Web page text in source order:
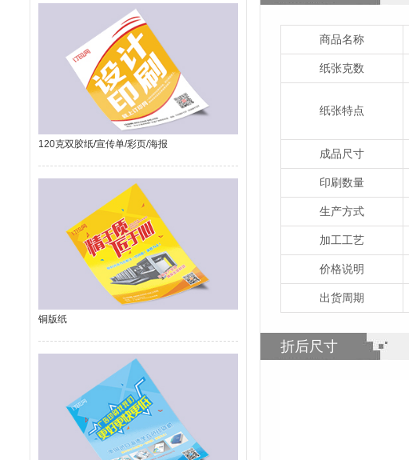
120克双胶纸/宣传单/彩页/海报
铜版纸
商品名称
纸张克数
纸张特点
成品尺寸
印刷数量
生产方式
加工工艺
价格说明
出货周期
折后尺寸